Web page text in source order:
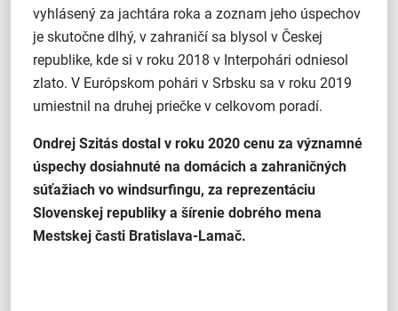
vyhlásený za jachtára roka a zoznam jeho úspechov
je skutočne dlhý, v zahraničí sa blysol v Českej
republike, kde si v roku 2018 v Interpohári odniesol
zlato. V Európskom pohári v Srbsku sa v roku 2019
umiestnil na druhej priečke v celkovom poradí.
Ondrej Szitás dostal v roku 2020 cenu za významné
úspechy dosiahnuté na domácich a zahraničných
súťažiach vo windsurfingu, za reprezentáciu
Slovenskej republiky a šírenie dobrého mena
Mestskej časti Bratislava-Lamač.